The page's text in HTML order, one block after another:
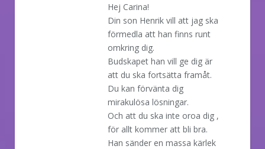
Hej Carina!
Din son Henrik vill att jag ska
förmedla att han finns runt
omkring dig.
Budskapet han vill ge dig är
att du ska fortsätta framåt.
Du kan förvänta dig
mirakulösa lösningar.
Och att du ska inte oroa dig ,
för allt kommer att bli bra.
Han sänder en massa kärlek